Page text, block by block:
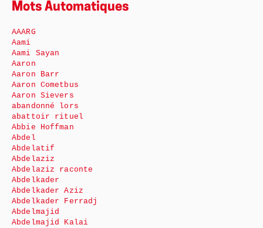
Mots Automatiques
AAARG
Aami
Aami Sayan
Aaron
Aaron Barr
Aaron Cometbus
Aaron Sievers
abandonné lors
abattoir rituel
Abbie Hoffman
Abdel
Abdelatif
Abdelaziz
Abdelaziz raconte
Abdelkader
Abdelkader Aziz
Abdelkader Ferradj
Abdelmajid
Abdelmajid Kalai